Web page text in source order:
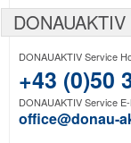
DONAUAKTIV Service
+43 (0)50
DONAUAKTIV Service
office@donau-